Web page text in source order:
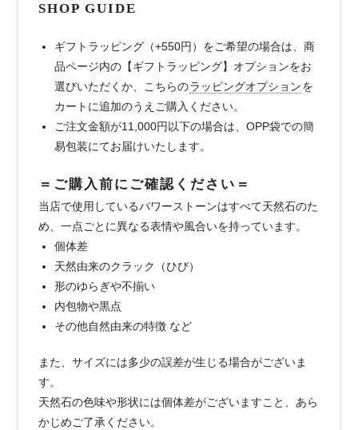
SHOP GUIDE
ギフトラッピング（+550円）をご希望の場合は、商
品ページ内の【ギフトラッピング】オプションをお
選びいただくか、こちらのラッピングオプションを
カートに追加のうえご購入ください。
ご注文金額が11,000円以下の場合は、OPP袋での簡
易包装にてお届けいたします。
＝ご購入前にご確認ください＝
当店で使用しているパワーストーンはすべて天然石のた
め、一点ごとに異なる表情や風合いを持っています。
個体差
天然由来のクラック（ひび）
形のゆらぎや不揃い
内包物や黒点
その他自然由来の特徴 など
また、サイズには多少の誤差が生じる場合がございま
す。
天然石の色味や形状には個体差がございますこと、あら
かじめご了承ください。